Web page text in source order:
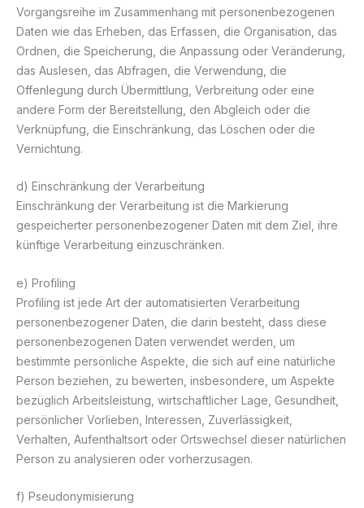
Vorgangsreihe im Zusammenhang mit personenbezogenen
Daten wie das Erheben, das Erfassen, die Organisation, das
Ordnen, die Speicherung, die Anpassung oder Veränderung,
das Auslesen, das Abfragen, die Verwendung, die
Offenlegung durch Übermittlung, Verbreitung oder eine
andere Form der Bereitstellung, den Abgleich oder die
Verknüpfung, die Einschränkung, das Löschen oder die
Vernichtung.
d) Einschränkung der Verarbeitung
Einschränkung der Verarbeitung ist die Markierung
gespeicherter personenbezogener Daten mit dem Ziel, ihre
künftige Verarbeitung einzuschränken.
e) Profiling
Profiling ist jede Art der automatisierten Verarbeitung
personenbezogener Daten, die darin besteht, dass diese
personenbezogenen Daten verwendet werden, um
bestimmte persönliche Aspekte, die sich auf eine natürliche
Person beziehen, zu bewerten, insbesondere, um Aspekte
bezüglich Arbeitsleistung, wirtschaftlicher Lage, Gesundheit,
persönlicher Vorlieben, Interessen, Zuverlässigkeit,
Verhalten, Aufenthaltsort oder Ortswechsel dieser natürlichen
Person zu analysieren oder vorherzusagen.
f) Pseudonymisierung